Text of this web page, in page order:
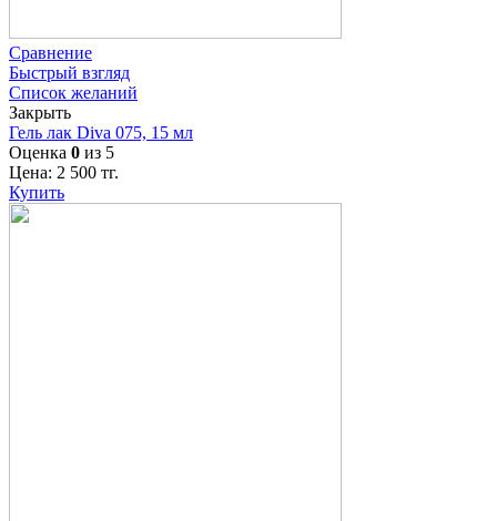
Сравнение
Быстрый взгляд
Список желаний
Закрыть
Гель лак Diva 075, 15 мл
Оценка 0 из 5
Цена: 2 500 тг.
Купить